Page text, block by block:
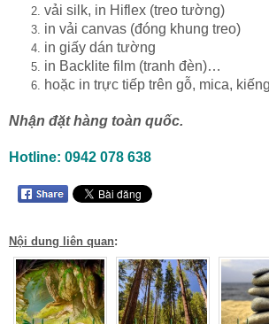
vải silk, in Hiflex (treo tường)
in vải canvas (đóng khung treo)
in giấy dán tường
in Backlite film (tranh đèn)…
hoặc in trực tiếp trên gỗ, mica,
Nhận đặt hàng toàn quốc.
Hotline: 0942 078 638
Nội dung liên quan: